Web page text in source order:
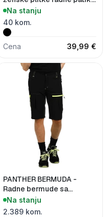
OB SRC FO
Na stanju
40 kom.
Cena 39,99 €
PANTHER BERMUDA -
Radne bermude sa
elastinom
Na stanju
2.389 kom.